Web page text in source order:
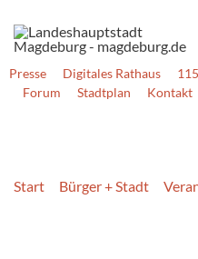
Presse Digitales Rathaus 115
Forum
Stadtplan Kontakt
Start Bürger + Stadt